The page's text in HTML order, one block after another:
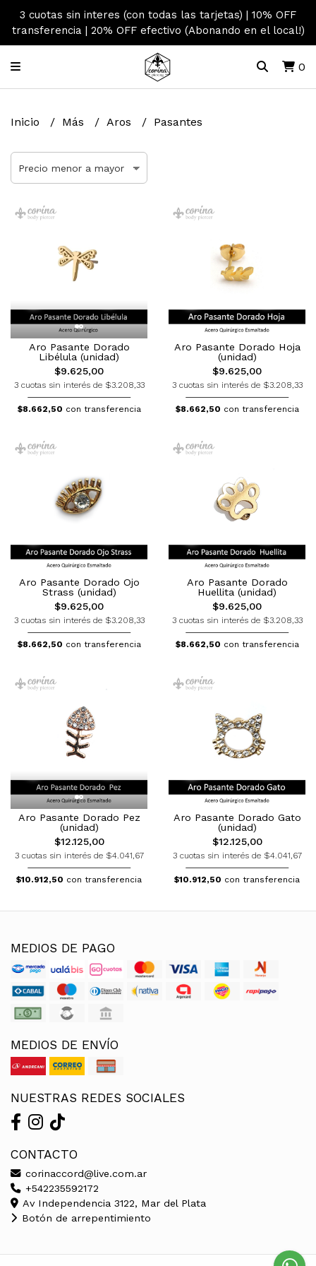
3 cuotas sin interes (con todas las tarjetas) | 10% OFF
transferencia | 20% OFF efectivo (Abonando en el local!)
0
Inicio Más Aros Pasantes
Aro Pasante Dorado
Libélula (unidad)
$9.625,00
3 cuotas sin interés de $3.208,33
$8.662,50 con transferencia
Aro Pasante Dorado Hoja
(unidad)
$9.625,00
3 cuotas sin interés de $3.208,33
$8.662,50 con transferencia
Aro Pasante Dorado Ojo
Strass (unidad)
$9.625,00
3 cuotas sin interés de $3.208,33
$8.662,50 con transferencia
Aro Pasante Dorado
Huellita (unidad)
$9.625,00
3 cuotas sin interés de $3.208,33
$8.662,50 con transferencia
Aro Pasante Dorado Pez
(unidad)
$12.125,00
3 cuotas sin interés de $4.041,67
$10.912,50 con transferencia
Aro Pasante Dorado Gato
(unidad)
$12.125,00
3 cuotas sin interés de $4.041,67
$10.912,50 con transferencia
MEDIOS DE PAGO
MEDIOS DE ENVÍO
NUESTRAS REDES SOCIALES
CONTACTO
corinaccord@live.com.ar
+542235592172
Av Independencia 3122, Mar del Plata
Botón de arrepentimiento